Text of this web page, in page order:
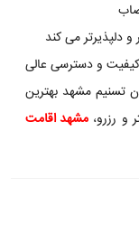
دلپذیرتر می کند
و دسترسی عالی
تسنیم مشهد بهترین
و رزرو، مشهد اقامت